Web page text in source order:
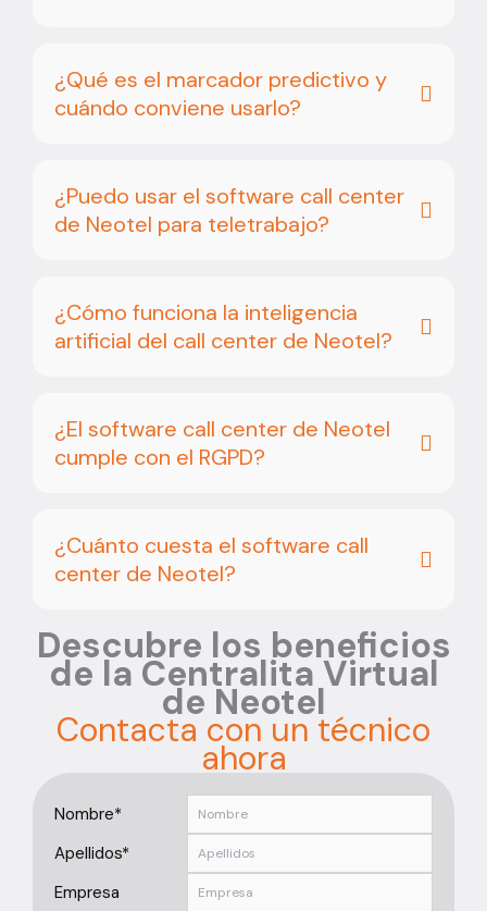
¿Qué es el marcador predictivo y
cuándo conviene usarlo?
¿Puedo usar el software call center
de Neotel para teletrabajo?
¿Cómo funciona la inteligencia
artificial del call center de Neotel?
¿El software call center de Neotel
cumple con el RGPD?
¿Cuánto cuesta el software call
center de Neotel?
Descubre los beneficios
de la Centralita Virtual
de Neotel
Contacta con un técnico
ahora
Nombre*
Apellidos*
Empresa